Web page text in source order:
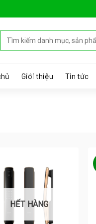
kiếm:
Giới thiệu Tin tức
HẾT HÀNG